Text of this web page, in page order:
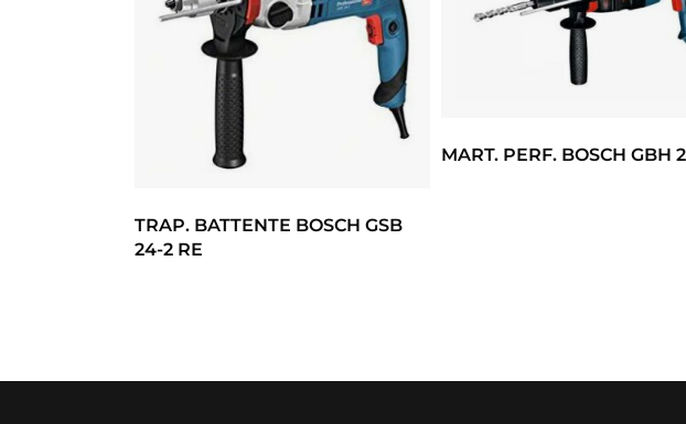
TRAP. BATTENTE BOSCH GSB
24-2 RE
MART. PERF. BOSCH GBH